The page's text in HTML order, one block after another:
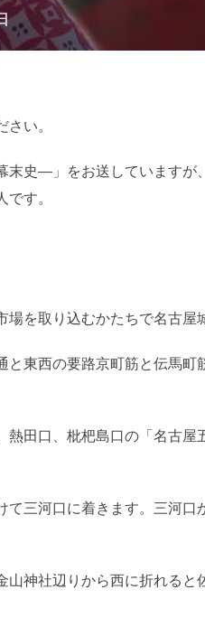
い。
史―」をお送していますが
す。
を取り込むかたちで名古屋
東西の要路京町筋と伝馬
田口、枇杷島口の「名古屋
三河口に着きます。三河口
山神社辺りから西に折れる